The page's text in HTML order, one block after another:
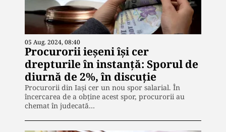
05 Aug. 2024, 08:40
Procurorii ieșeni își cer
drepturile în instanță: Sporul de
diurnă de 2%, în discuție
Procurorii din Iași cer un nou spor salarial. În
încercarea de a obține acest spor, procurorii au
chemat în judecată…